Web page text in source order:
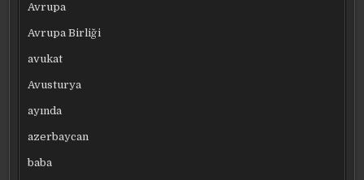
Avrupa
Avrupa Birliği
avukat
Avusturya
ayında
azerbaycan
baba